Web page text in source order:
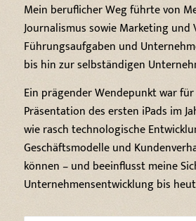
Mein beruflicher Weg führte von
Journalismus sowie Marketing und
Führungsaufgaben und
bis hin zur selbständigen
Ein prägender Wendepunkt war
Präsentation des ersten iPads im
wie rasch technologische
Geschäftsmodelle und
können – und beeinflusst meine
Unternehmensentwicklung bis